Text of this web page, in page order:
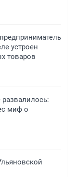
устроен
товаров
миф о